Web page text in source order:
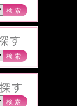
検索
検索
検索